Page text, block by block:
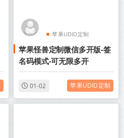
苹果UDID定制
UDID定制版微信
苹果怪兽定制微信多开版-签
名码模式-可无限多开
01-02 苹果UDID定制